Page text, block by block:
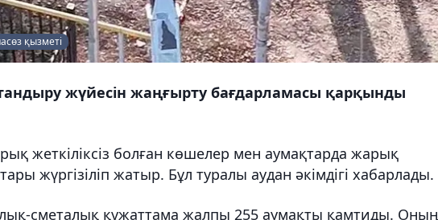
қызметі
жүйесін жаңғырту бағдарламасы қарқынды
жеткіліксіз болған көшелер мен аумақтарда жарық
жүргізіліп жатыр. Бұл туралы аудан әкімдігі хабарлады.
сметалық құжаттама жалпы 255 аумақты қамтиды. Оның